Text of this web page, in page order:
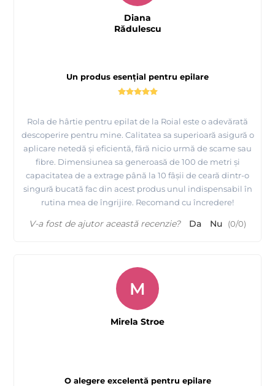
Un produs esențial pentru epilare
Rola de hârtie pentru epilat de la Roial este o adevărată
descoperire pentru mine. Calitatea sa superioară asigură o
aplicare netedă și eficientă, fără nicio urmă de scame sau
fibre. Dimensiunea sa generoasă de 100 de metri și
capacitatea de a extrage până la 10 fâșii de ceară dintr-o
singură bucată fac din acest produs unul indispensabil în
rutina mea de îngrijire. Recomand cu încredere!
Diana
Rădulescu
V-a fost de ajutor această recenzie? Da Nu (0/0)
O alegere excelentă pentru epilare
M
Mirela Stroe